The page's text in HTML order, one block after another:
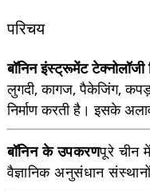
परिचय
बॉनिन इंस्ट्रूमेंट टेक्नोलॉजी
लुगदी, कागज, पैकेजिंग,
निर्माण करती है। इसके
बॉनिन के उपकरणपूरे चीन
वैज्ञानिक अनुसंधान